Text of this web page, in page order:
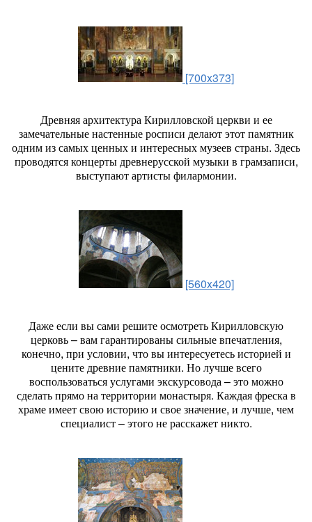
[700x373]
Древняя архитектура Кирилловской церкви и ее
замечательные настенные росписи делают этот памятник
одним из самых ценных и интересных музеев страны. Здесь
проводятся концерты древнерусской музыки в грамзаписи,
выступают артисты филармонии.
[560x420]
Даже если вы сами решите осмотреть Кирилловскую
церковь – вам гарантированы сильные впечатления,
конечно, при условии, что вы интересуетесь историей и
цените древние памятники. Но лучше всего
воспользоваться услугами экскурсовода – это можно
сделать прямо на территории монастыря. Каждая фреска в
храме имеет свою историю и свое значение, и лучше, чем
специалист – этого не расскажет никто.